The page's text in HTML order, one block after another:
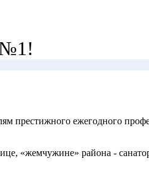
№1!
престижного ежегодного
«жемчужине» района -